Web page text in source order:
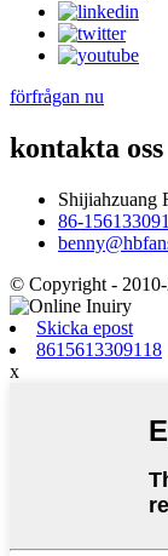
förfrågan nu
kontakta oss
Shijiahzuang
86-
© Copyright - 2010-
Skicka epost
8615613309118
x